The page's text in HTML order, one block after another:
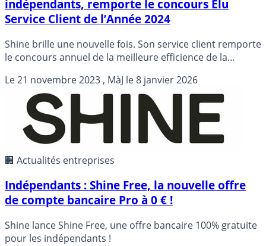
indépendants, remporte le concours Élu
Service Client de l’Année 2024
Shine brille une nouvelle fois. Son service client remporte
le concours annuel de la meilleure efficience de la
Le21 novembre 2023 , MàJ le8 janvier 2026
🏢 Actualités entreprises
Indépendants : Shine Free, la nouvelle offre
de compte bancaire Pro à 0 € !
Shine lance Shine Free, une offre bancaire 100% gratuite
pour les indépendants !